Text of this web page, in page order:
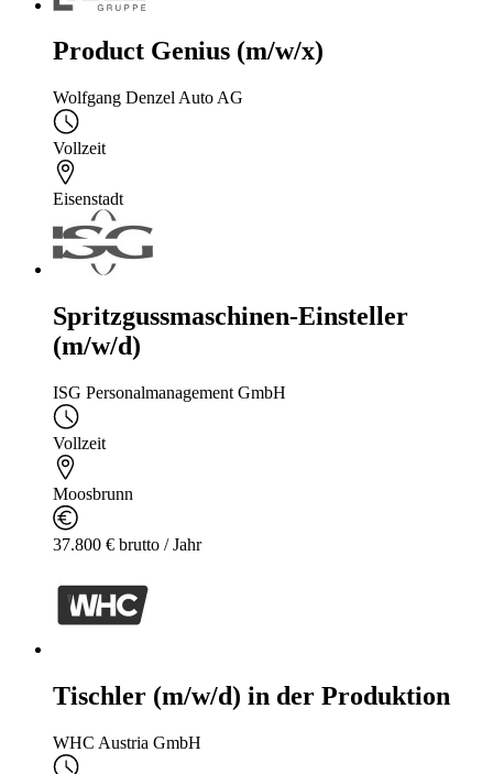
Product Genius (m/w/x)
Wolfgang Denzel Auto AG
Vollzeit
Eisenstadt
Spritzgussmaschinen-Einsteller
(m/w/d)
ISG Personalmanagement GmbH
Vollzeit
Moosbrunn
37.800 € brutto / Jahr
Tischler (m/w/d) in der Produktion
WHC Austria GmbH